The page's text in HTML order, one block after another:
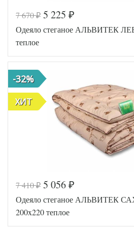
Код товара
Артикул
AL4607048021
Длина
Сезонность
Наполнитель
искусственный
Ткань
Тик
Производитель
АльВиТек
(Россия)
Код товара
Артикул
AL4607048004
7 670₽ 5 225 ₽
Одеяло стеганое АЛЬВИТЕК
теплое
-32%
ХИТ
7 410₽ 5 056 ₽
Одеяло стеганое АЛЬВИТЕК
200x220 теплое